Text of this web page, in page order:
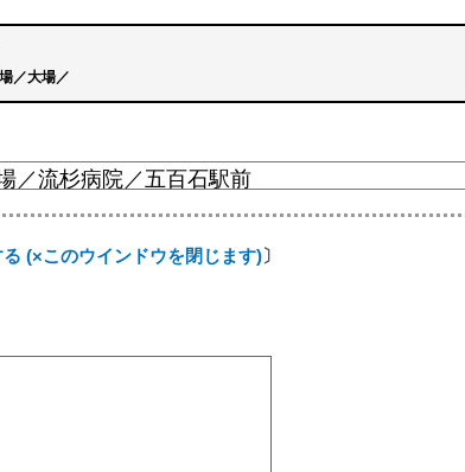
／大場／
(×このウインドウを閉じます)〕